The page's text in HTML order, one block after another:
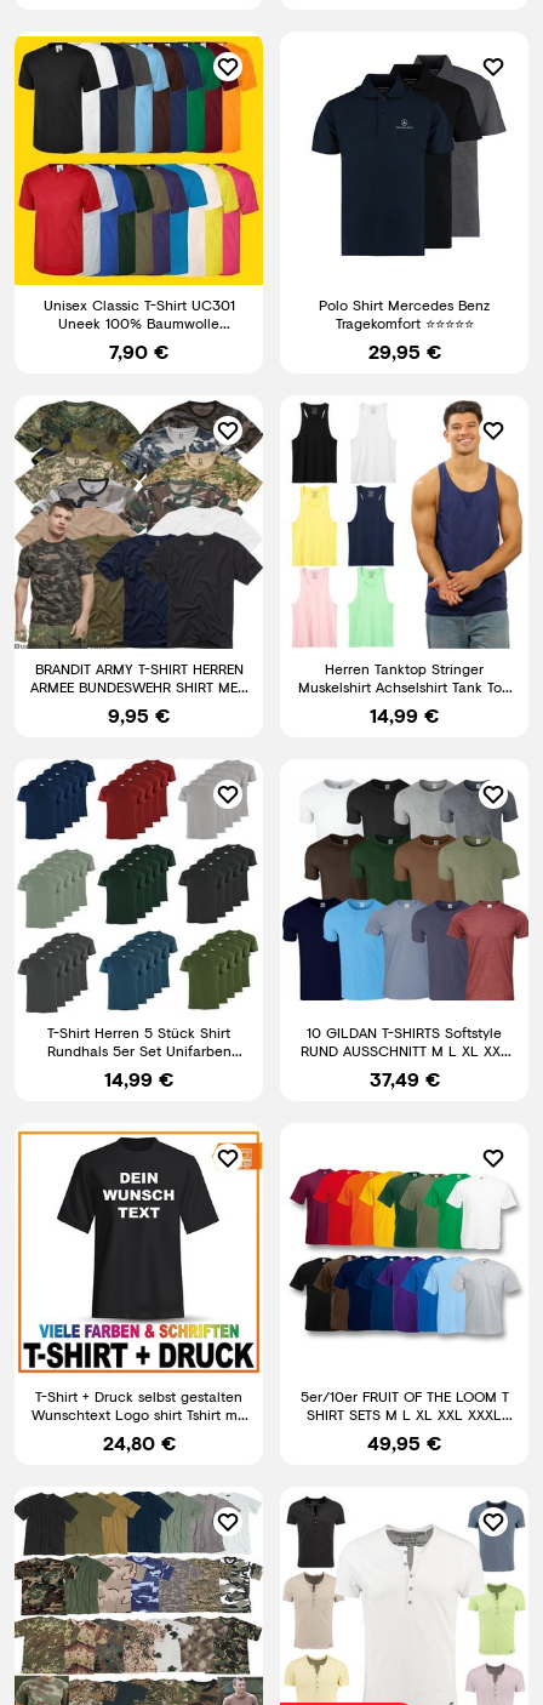
Unisex Classic T-Shirt UC301
Uneek 100% Baumwolle
180g/m² (Gr.XS-6XL)
7,90 €
Polo Shirt Mercedes Benz
Tragekomfort ⭐️⭐️⭐️⭐️⭐️
29,95 €
BRANDIT ARMY T-SHIRT HERREN
ARMEE BUNDESWEHR SHIRT MEN
MILITÄR BW UNTERHEMD CAMO
9,95 €
Herren Tanktop Stringer
Muskelshirt Achselshirt Tank Top
Unterhemd Bio Baumwolle
14,99 €
T-Shirt Herren 5 Stück Shirt
Rundhals 5er Set Unifarben
tshirts tshirt S - 5XL
14,99 €
10 GILDAN T-SHIRTS Softstyle
RUND AUSSCHNITT M L XL XXL
SHIRT HERREN BAUMWOLLE
37,49 €
T-Shirt + Druck selbst gestalten
Wunschtext Logo shirt Tshirt mit
Druck bis 5XL.
24,80 €
5er/10er FRUIT OF THE LOOM T
SHIRT SETS M L XL XXL XXXL
4XL 5XL T SHIRTS VALUE
49,95 €